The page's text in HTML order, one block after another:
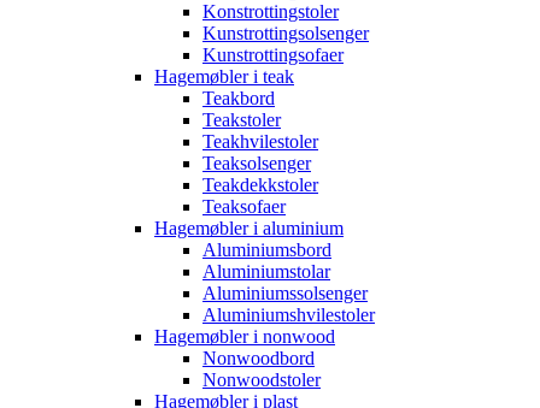
Konstrottingstoler
Kunstrottingsolsenger
Kunstrottingsofaer
Hagemøbler i teak
Teakbord
Teakstoler
Teakhvilestoler
Teaksolsenger
Teakdekkstoler
Teaksofaer
Hagemøbler i aluminium
Aluminiumsbord
Aluminiumstolar
Aluminiumssolsenger
Aluminiumshvilestoler
Hagemøbler i nonwood
Nonwoodbord
Nonwoodstoler
Hagemøbler i plast